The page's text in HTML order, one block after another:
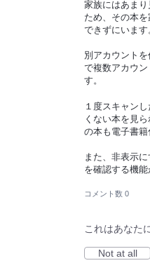
家族にはあま
ため、その本
できずにいます
別アカウント
で複数アカウ
す。
１度スキャン
くない本を見
の本も電子書籍
また、非表示
を確認する機能
コメント数 0
これはあなた
Not at all